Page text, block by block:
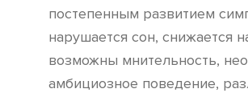
постепенным развитием
нарушается сон, снижается
возможны мнительность,
амбициозное поведение,